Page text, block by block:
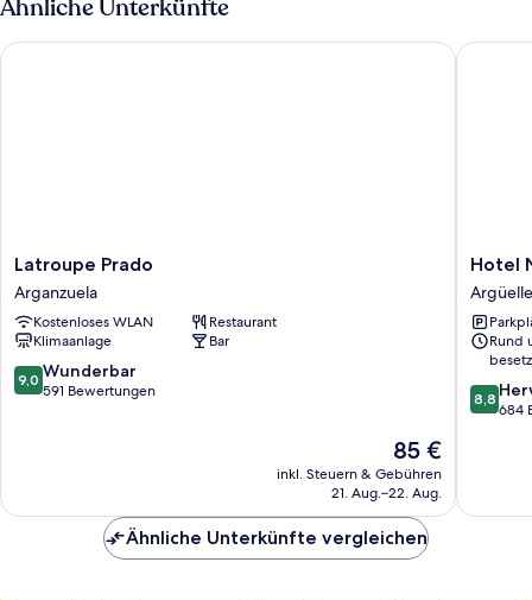
Ähnliche Unterkünfte
Latroupe
Prado
Arganzuela
Latroupe Prado
Arganzuela
Kostenloses WLAN
Restaurant
Klimaanlage
Bar
9.0
von
9,0 Wunderbar
591 Bewertungen
Der
Preis
beträgt
85 €
inkl. Steuern & Gebühren
21. Aug.–22. Aug.
Latroupe Prado
Hotel
Nido
Príncipe
Pío
Hotel
Rund
8.8
von
8,8
684
Hotel
Ähnliche Unterkünfte vergleichen